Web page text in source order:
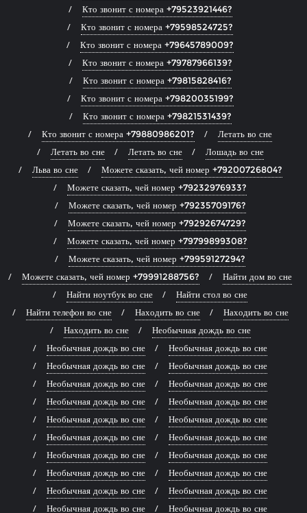
Кто звонит с номера +79523921446?
Кто звонит с номера +79598524725?
Кто звонит с номера +79645789009?
Кто звонит с номера +79787966139?
Кто звонит с номера +79815828416?
Кто звонит с номера +79820035199?
Кто звонит с номера +79821531439?
Кто звонит с номера +79880986201?
Летать во сне
Летать во сне
Летать во сне
Лошадь во сне
Льва во сне
Можете сказать, чей номер +79200726804?
Можете сказать, чей номер +79232976933?
Можете сказать, чей номер +79235709176?
Можете сказать, чей номер +79292674729?
Можете сказать, чей номер +79799899308?
Можете сказать, чей номер +79959127294?
Можете сказать, чей номер +79991288756?
Найти дом во сне
Найти ноутбук во сне
Найти стол во сне
Найти телефон во сне
Находить во сне
Находить во сне
Находить во сне
Необычная дождь во сне
Необычная дождь во сне
Необычная дождь во сне
Необычная дождь во сне
Необычная дождь во сне
Необычная дождь во сне
Необычная дождь во сне
Необычная дождь во сне
Необычная дождь во сне
Необычная дождь во сне
Необычная дождь во сне
Необычная дождь во сне
Необычная дождь во сне
Необычная дождь во сне
Необычная дождь во сне
Необычная дождь во сне
Необычная дождь во сне
Необычная дождь во сне
Необычная дождь во сне
Необычная дождь во сне
Необычная дождь во сне